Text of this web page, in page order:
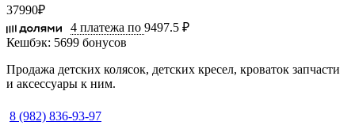
37990₽
4 платежа по 9497.5 ₽
Кешбэк: 5699 бонусов
Продажа детских колясок, детских кресел, кроваток запчасти
и аксессуары к ним.
8 (982) 836-93-97